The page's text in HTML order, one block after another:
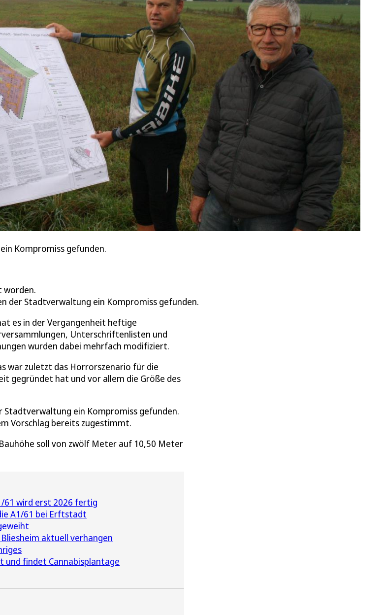
Kompromiss gefunden.
worden.
der Stadtverwaltung ein Kompromiss gefunden.
es in der Vergangenheit heftige
Unterschriftenlisten und
wurden dabei mehrfach modifiziert.
war zuletzt das Horrorszenario für die
gegründet hat und vor allem die Größe des
ein Kompromiss gefunden.
Vorschlag bereits zugestimmt.
soll von zwölf Meter auf 10,50 Meter
61 wird erst 2026 fertig
A1/61 bei Erftstadt
aktuell verhangen
und findet Cannabisplantage